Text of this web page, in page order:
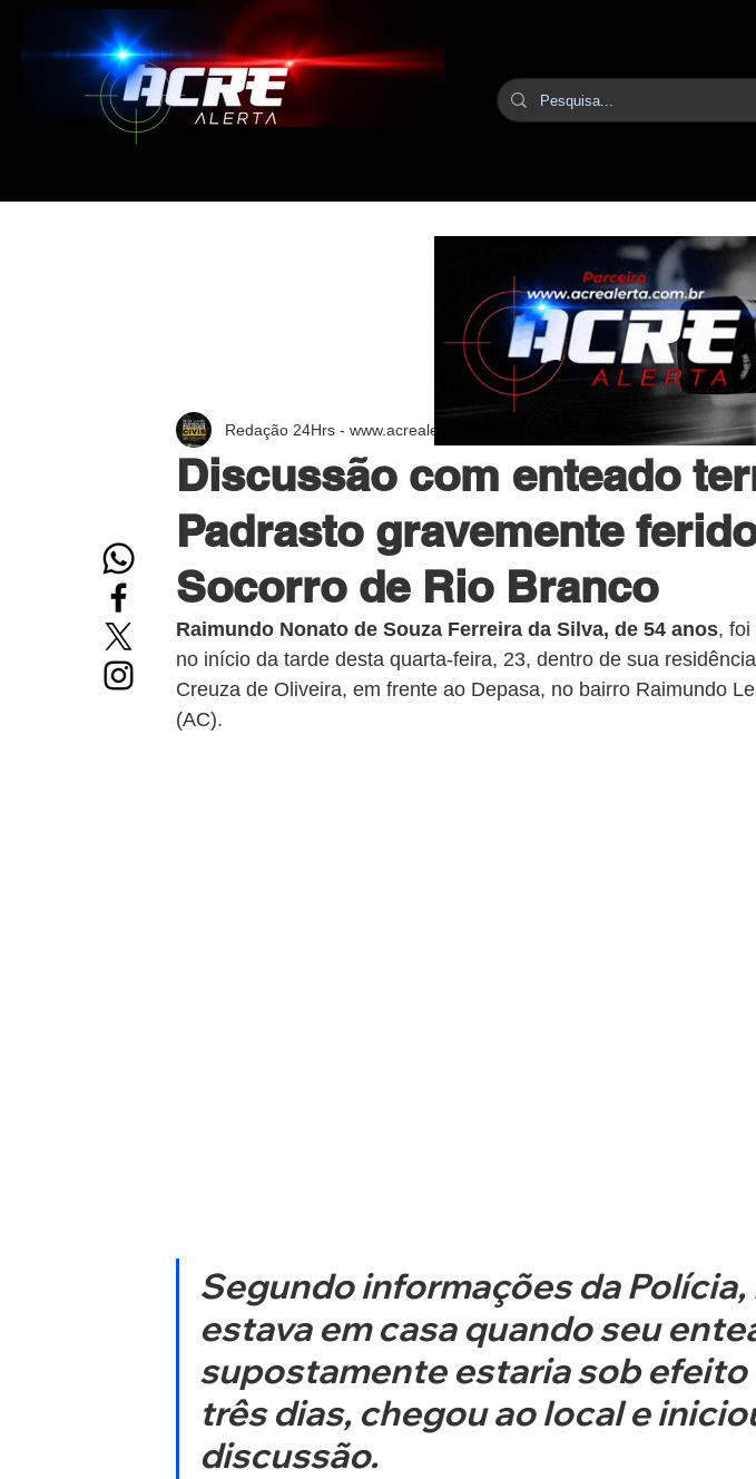
Discussão com enteado
Padrasto gravemente
Socorro de Rio Branco
Redação 24Hrs - www.acrealerta.com.br 23 de abr. de 2025 1 min de leitura
Raimundo Nonato de Souza Ferreira da Silva, de 54 anos, foi
no início da tarde desta quarta-feira, 23, dentro de sua
Creuza de Oliveira, em frente ao Depasa, no bairro Raimundo
(AC).
Segundo informações da
estava em casa quando seu
supostamente estaria sob efeito
três dias, chegou ao local e
discussão.